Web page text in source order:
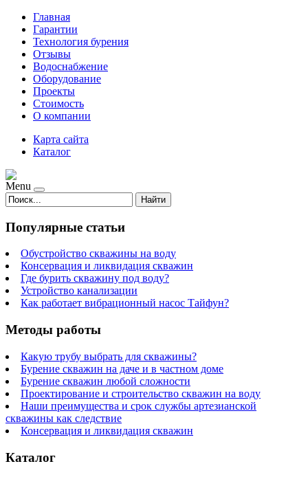
Главная
Гарантии
Технология бурения
Отзывы
Водоснабжение
Оборудование
Проекты
Стоимость
О компании
Карта сайта
Каталог
Menu
Найти
Популярные статьи
Обустройство скважины на воду
Консервация и ликвидация скважин
Где бурить скважину под воду?
Устройство канализации
Как работает вибрационный насос Тайфун?
Методы работы
Какую трубу выбрать для скважины?
Бурение скважин на даче и в частном доме
Бурение скважин любой сложности
Проектирование и строительство скважин на воду
Наши преимущества и срок службы артезианской
скважины как следствие
Консервация и ликвидация скважин
Каталог